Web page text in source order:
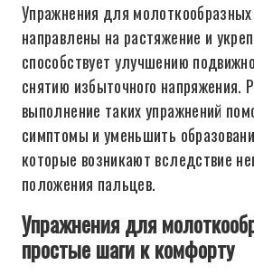
Упражнения для
направлены на растяжение и
способствует улучшению
снятию избыточного напряжения.
выполнение таких упражнений
симптомы и уменьшить
которые возникают вследствие
положения пальцев.
Упражнения для
простые шаги к комфорту